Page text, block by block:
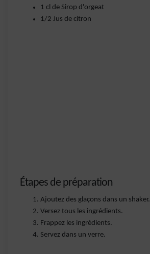
1 cl de Sirop d'orgeat
1/2 Jus de citron
Étapes de préparation
Ajoutez des glaçons dans un shaker.
Versez tous les ingrédients.
Frappez les ingrédients.
Servez dans un verre.